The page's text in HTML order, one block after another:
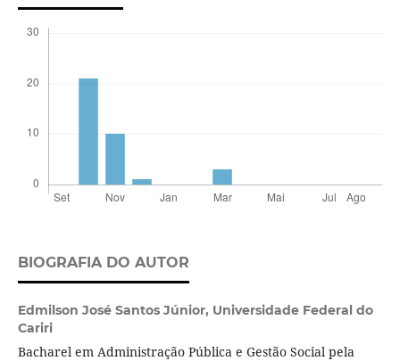
BIOGRAFIA DO AUTOR
Edmilson José Santos Júnior, Universidade Federal do
Cariri
Bacharel em Administração Pública e Gestão Social pela